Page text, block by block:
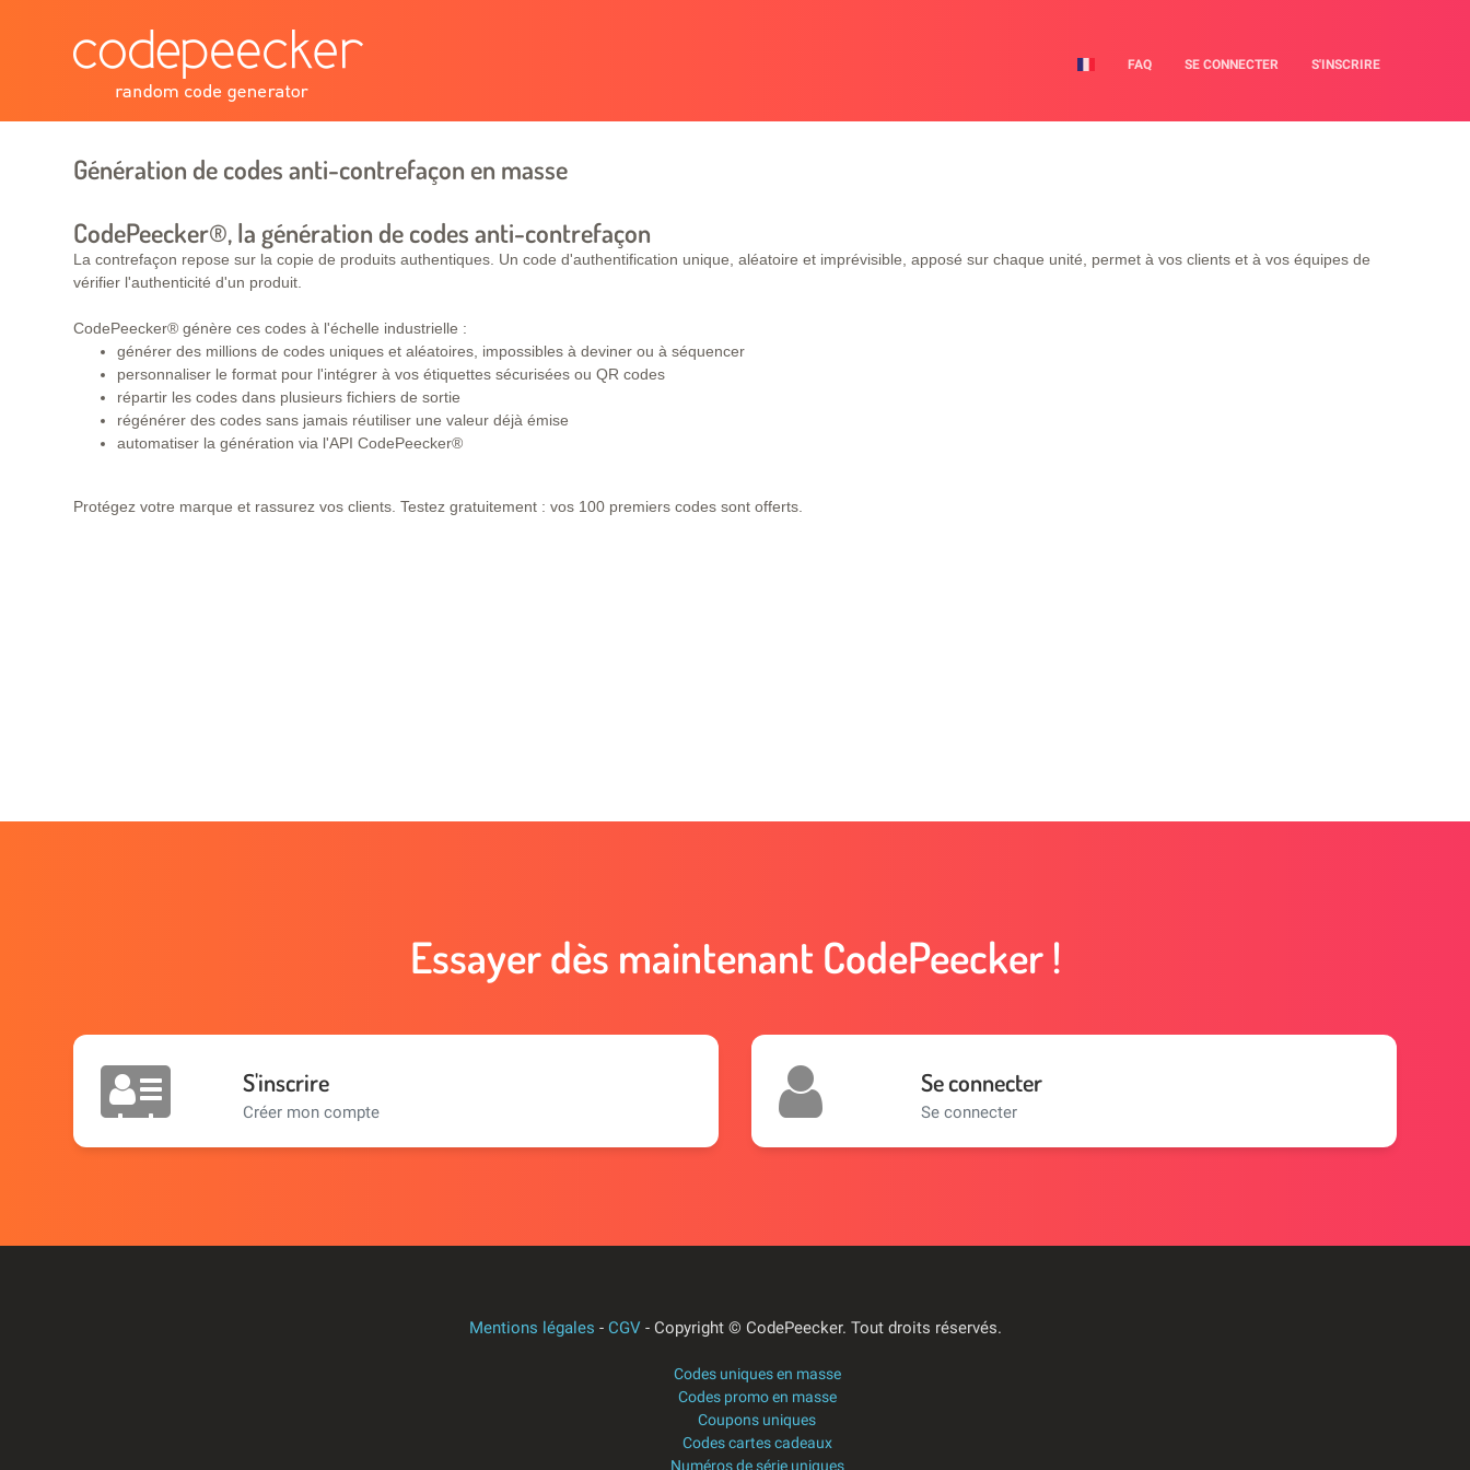
FAQ SE CONNECTER S'INSCRIRE
Génération de codes anti-contrefaçon en masse
CodePeecker®, la génération de codes anti-contrefaçon
La contrefaçon repose sur la copie de produits authentiques. Un code d'authentification unique, aléatoire et imprévisible, apposé sur chaque unité, permet à vos clients et à vos équipes de
vérifier l'authenticité d'un produit.
CodePeecker® génère ces codes à l'échelle industrielle :
générer des millions de codes uniques et aléatoires, impossibles à deviner ou à séquencer
personnaliser le format pour l'intégrer à vos étiquettes sécurisées ou QR codes
répartir les codes dans plusieurs fichiers de sortie
régénérer des codes sans jamais réutiliser une valeur déjà émise
automatiser la génération via l'API CodePeecker®
Protégez votre marque et rassurez vos clients. Testez gratuitement : vos 100 premiers codes sont offerts.
Essayer dès maintenant CodePeecker !
S'inscrire
Créer mon compte
Se connecter
Se connecter
Mentions légales - CGV- Copyright © CodePeecker. Tout droits réservés.
Codes uniques en masse
Codes promo en masse
Coupons uniques
Codes cartes cadeaux
Numéros de série uniques